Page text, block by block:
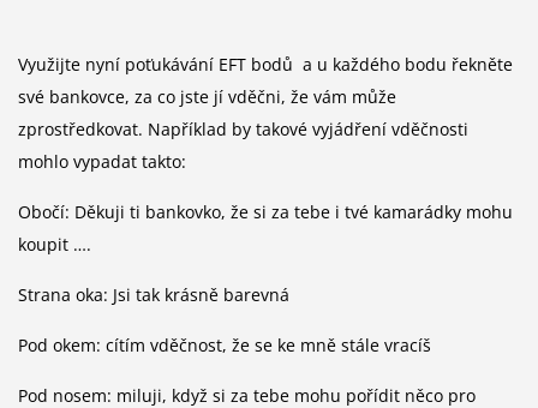
Využijte nyní poťukávání EFT bodů a u každého bodu řekněte
své bankovce, za co jste jí vděčni, že vám může
zprostředkovat. Například by takové vyjádření vděčnosti
mohlo vypadat takto:
Obočí: Děkuji ti bankovko, že si za tebe i tvé kamarádky mohu
koupit ….
Strana oka: Jsi tak krásně barevná
Pod okem: cítím vděčnost, že se ke mně stále vracíš
Pod nosem: miluji, když si za tebe mohu pořídit něco pro